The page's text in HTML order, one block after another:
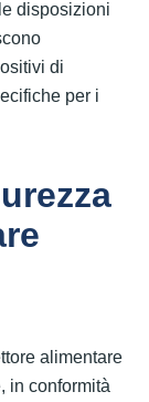
disposizioni
di
per i
alimentare
in conformità